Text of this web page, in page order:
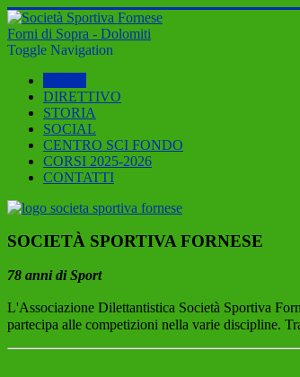
Forni di Sopra - Dolomiti
Toggle Navigation
DIRETTIVO
STORIA
SOCIAL
CENTRO SCI FONDO
CORSI 2025-2026
CONTATTI
SOCIETÀ SPORTIVA FORNESE
78 anni di Sport
L'Associazione Dilettantistica Società Sportiva
partecipa alle competizioni nella varie discipline.